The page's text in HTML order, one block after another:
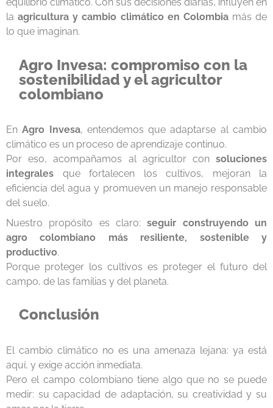
equilibrio climático. Con sus decisiones diarias, influyen en
laagricultura y cambio climático en Colombiamás de
lo que imaginan.
Agro Invesa: compromiso con la
sostenibilidad y el agricultor
colombiano
EnAgro Invesa, entendemos que adaptarse al cambio
climático es un proceso de aprendizaje continuo.
Por eso, acompañamos al agricultor con soluciones
integrales que fortalecen los cultivos, mejoran la
eficiencia del agua y promueven un manejo responsable
del suelo.
Nuestro propósito es claro:seguir construyendo un
agro colombiano más resiliente, sostenible y
productivo.
Porque proteger los cultivos es proteger el futuro del
campo, de las familias y del planeta.
Conclusión
El cambio climático no es una amenaza lejana: ya está
aquí, y exige acción inmediata.
Pero el campo colombiano tiene algo que no se puede
medir: su capacidad de adaptación, su creatividad y su